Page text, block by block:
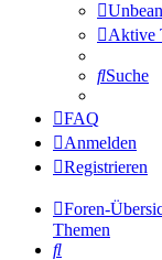
Aktive
Suche
FAQ
Anmelden
Registrieren
Foren-
Themen
Suche